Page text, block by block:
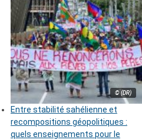
© (DR)
Entre stabilité sahélienne et
recompositions géopolitiques :
quels enseignements pour le